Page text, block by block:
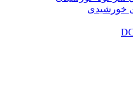
خورشیدی